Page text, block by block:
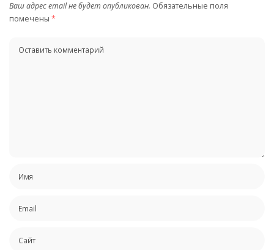
Ваш адрес email не будет опубликован. Обязательные поля
помечены *